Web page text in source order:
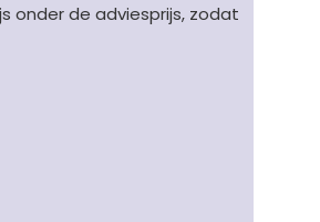
onder de adviesprijs, zodat